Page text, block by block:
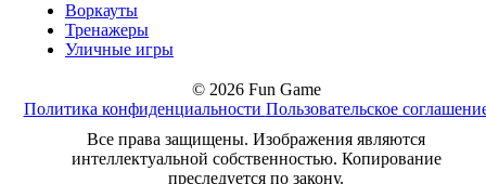
Воркауты
Тренажеры
Уличные игры
© 2026 Fun Game
Политика конфиденциальности Пользовательское
Все права защищены. Изображения являются
интеллектуальной собственностью. Копирование
преследуется по закону.